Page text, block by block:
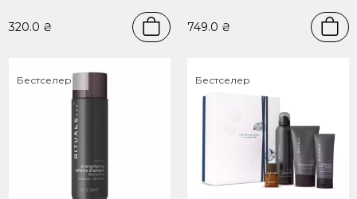
320.0 ₴ 749.0 ₴
Бестселер Бестселер